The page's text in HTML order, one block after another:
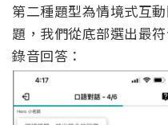
第二種題型為情境式互
題，我們從底部選出最
錄音回答：